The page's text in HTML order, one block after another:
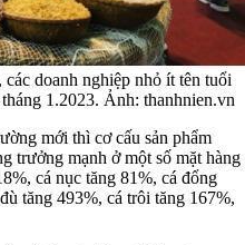
các doanh nghiệp nhỏ ít tên tuổi
1.2023. Ảnh: thanhnien.vn
mới thì cơ cấu sản phẩm
trưởng mạnh ở một số mặt hàng
cá nục tăng 81%, cá đổng
tăng 493%, cá trôi tăng 167%,